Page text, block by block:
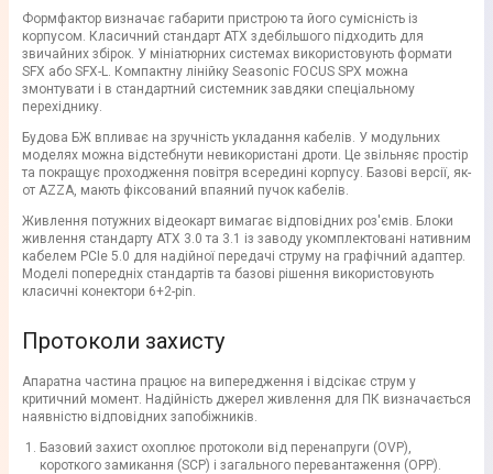
Формфактор визначає габарити пристрою та його сумісність із
корпусом. Класичний стандарт ATX здебільшого підходить для
звичайних збірок. У мініатюрних системах використовують формати
SFX або SFX-L. Компактну лінійку Seasonic FOCUS SPX можна
змонтувати і в стандартний системник завдяки спеціальному
перехіднику.
Будова БЖ впливає на зручність укладання кабелів. У модульних
моделях можна відстебнути невикористані дроти. Це звільняє простір
та покращує проходження повітря всередині корпусу. Базові версії, як-
от AZZA, мають фіксований впаяний пучок кабелів.
Живлення потужних відеокарт вимагає відповідних роз'ємів. Блоки
живлення стандарту ATX 3.0 та 3.1 із заводу укомплектовані нативним
кабелем PCIe 5.0 для надійної передачі струму на графічний адаптер.
Моделі попередніх стандартів та базові рішення використовують
класичні конектори 6+2-pin.
Протоколи захисту
Апаратна частина працює на випередження і відсікає струм у
критичний момент. Надійність джерел живлення для ПК визначається
наявністю відповідних запобіжників.
Базовий захист охоплює протоколи від перенапруги (OVP),
короткого замикання (SCP) і загального перевантаження (OPP).